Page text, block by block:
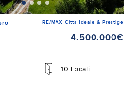
RE/MAX Città Ideale & Prestige
4.500.000€
10 Locali